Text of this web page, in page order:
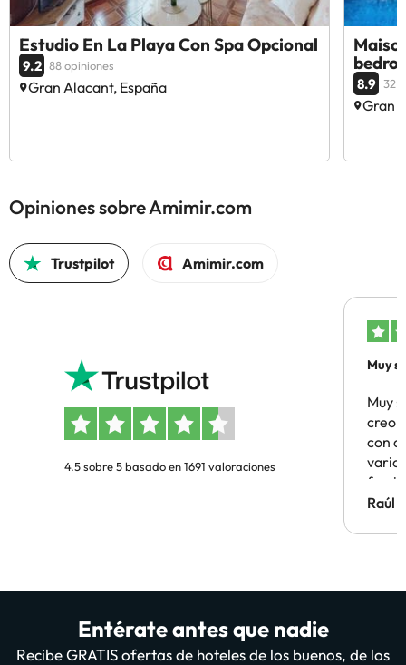
Estudio En La Playa Con Spa Opcional
9.2 88 opiniones
Gran Alacant, España 8.9 32
Gran
Opiniones sobre Amimir.com
Trustpilot Amimir.com
4.5 sobre 5 basado en 1691 valoraciones
Muy
Muy
creo
con
Hotel
Raúl
Entérate antes que nadie
Recibe GRATIS ofertas de hoteles de los buenos, de los